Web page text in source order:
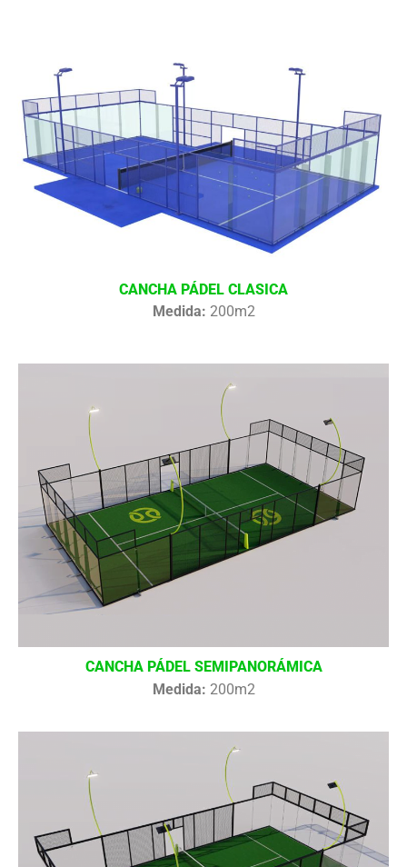
CANCHA PÁDEL CLASICA
Medida: 200m2
CANCHA PÁDEL SEMIPANORÁMICA
Medida: 200m2